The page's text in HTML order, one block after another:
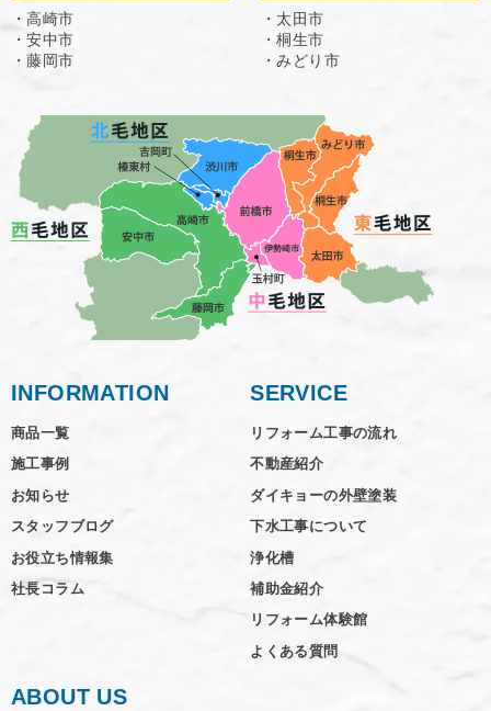
・高崎市
・安中市
・藤岡市
・太田市
・桐生市
・みどり市
INFORMATION
商品一覧
施工事例
お知らせ
スタッフブログ
お役立ち情報集
社長コラム
SERVICE
リフォーム工事の流れ
不動産紹介
ダイキョーの外壁塗装
下水工事について
浄化槽
補助金紹介
リフォーム体験館
よくある質問
ABOUT US